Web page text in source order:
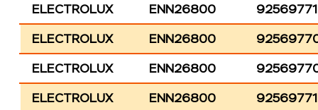
ELECTROLUX
ENN26800
ELECTROLUX
ENN26800
ELECTROLUX
ENN26800
ELECTROLUX
ENN26800